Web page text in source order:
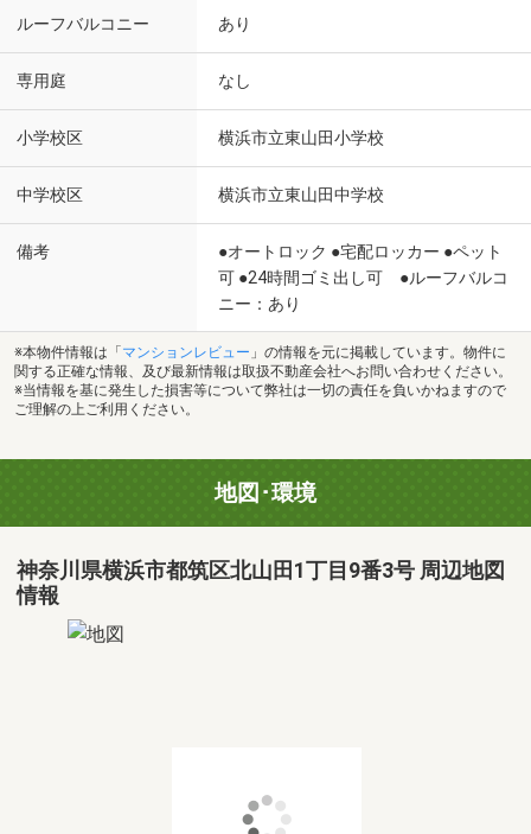
ルーフバルコニー あり
専用庭 なし
小学校区 横浜市立東山田小学校
中学校区 横浜市立東山田中学校
備考
●オートロック ●宅配ロッカー ●ペット
可 ●24時間ゴミ出し可 ●ルーフバルコ
ニー：あり
※本物件情報は「 マンションレビュー 」の情報を元に掲載しています。物件に
関する正確な情報、及び最新情報は取扱不動産会社へお問い合わせください。
※当情報を基に発生した損害等について弊社は一切の責任を負いかねますので
ご理解の上ご利用ください。
地図･環境
神奈川県横浜市都筑区北山田1丁目9番3号 周辺地図
情報